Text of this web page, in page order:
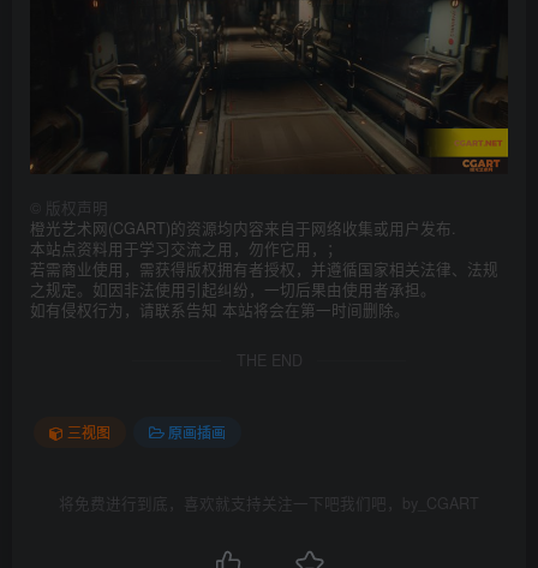
版权声明
橙光艺术网(CGART)的资源均内容来自于网络收集或用户发布.
本站点资料用于学习交流之用，勿作它用，；
若需商业使用，需获得版权拥有者授权，并遵循国家相关法律、法规
之规定。如因非法使用引起纠纷，一切后果由使用者承担。
如有侵权行为，请联系告知 本站将会在第一时间删除。
THE END
三视图 原画插画
将免费进行到底，喜欢就支持关注一下吧我们吧，by_CGART